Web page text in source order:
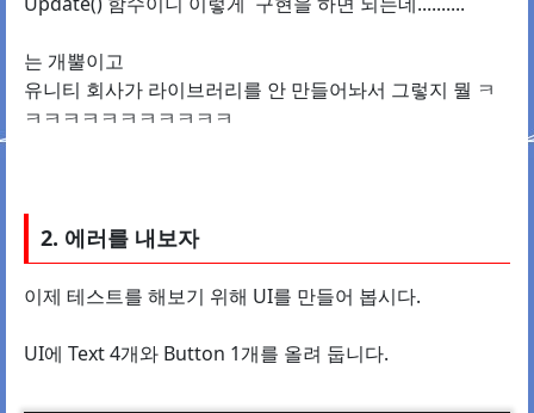
는 개뿔이고
유니티 회사가 라이브러리를 안 만들어놔서 그렇지 뭘 ㅋ
ㅋㅋㅋㅋㅋㅋㅋㅋㅋㅋㅋ
2. 에러를 내보자
이제 테스트를 해보기 위해 UI를 만들어 봅시다.
UI에 Text 4개와 Button 1개를 올려 둡니다.